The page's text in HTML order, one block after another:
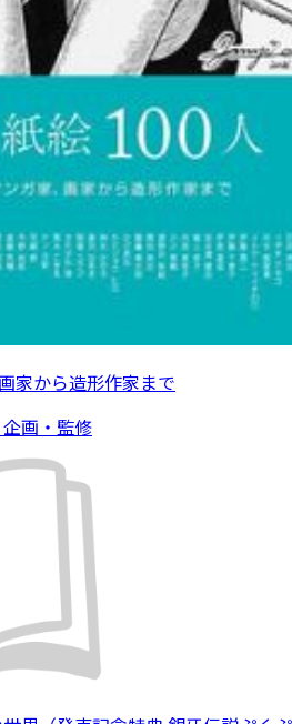
家から造形作家まで
画・監修